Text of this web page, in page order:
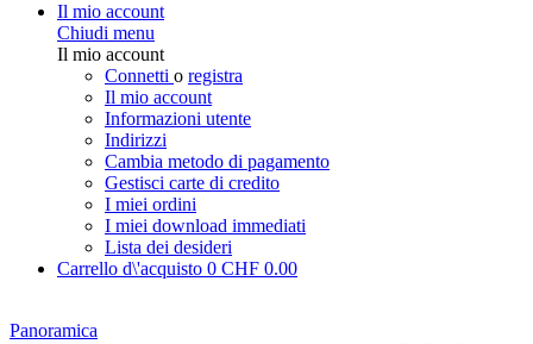
Il mio account
Chiudi menu
Il mio account
Connetti o registra
Il mio account
Informazioni utente
Indirizzi
Cambia metodo di pagamento
Gestisci carte di credito
I miei ordini
I miei download immediati
Lista dei desideri
Carrello d\'acquisto 0 CHF 0.00
Panoramica